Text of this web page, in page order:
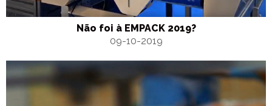
Não foi à EMPACK 2019?
09-10-2019